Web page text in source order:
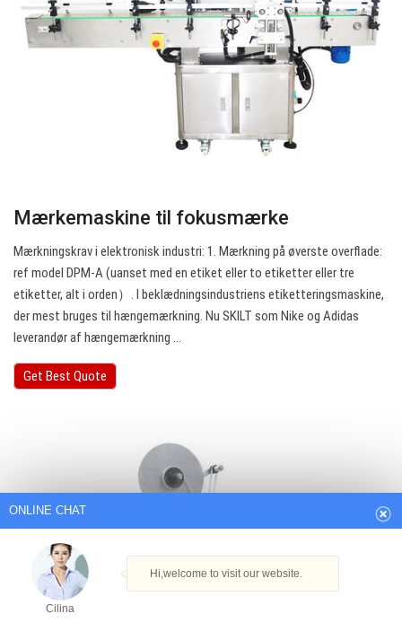
Mærkemaskine til fokusmærke
Mærkningskrav i elektronisk industri: 1. Mærkning på øverste overflade:
ref model DPM-A (uanset med en etiket eller to etiketter eller tre
etiketter, alt i orden）. I beklædningsindustriens etiketteringsmaskine,
der mest bruges til hængemærkning. Nu SKILT som Nike og Adidas
leverandør af hængemærkning ...
Get Best Quote
Hi,welcome to visit our website.
Cilina